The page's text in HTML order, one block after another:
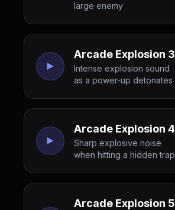
large enemy
Arcade Explosion 3
Intense explosion sound
as a power-up detonates
Arcade Explosion 4
Sharp explosive noise
when hitting a hidden trap
Arcade Explosion 5